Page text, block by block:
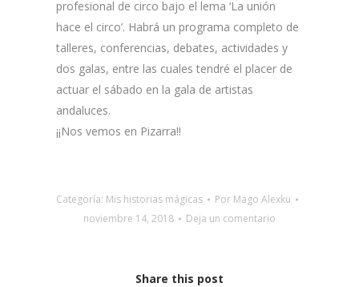
profesional de circo bajo el lema ‘La unión
hace el circo’. Habrá un programa completo de
talleres, conferencias, debates, actividades y
dos galas, entre las cuales tendré el placer de
actuar el sábado en la gala de artistas
andaluces.
¡¡Nos vemos en Pizarra!!
Categoría: Mis historias mágicas Por Mago Alexku
noviembre 14, 2018
Deja un comentario
Share this post